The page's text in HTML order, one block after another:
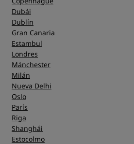
Dubái
Dublín
Gran Canaria
Estambul
Londres
Mánchester
Milán
Nueva Delhi
Oslo
París
Riga
Shanghái
Estocolmo